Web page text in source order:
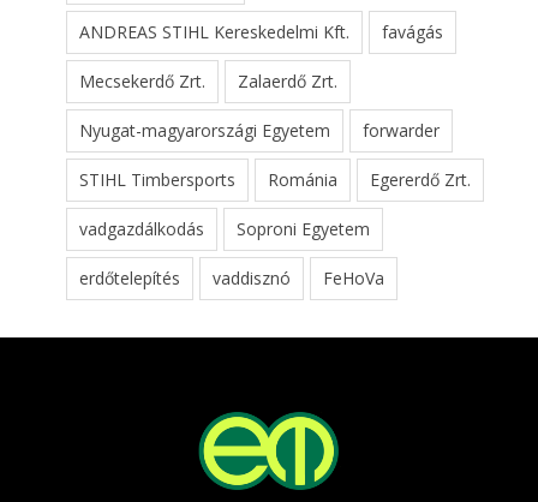
ANDREAS STIHL Kereskedelmi Kft. favágás
Mecsekerdő Zrt. Zalaerdő Zrt.
Nyugat-magyarországi Egyetem forwarder
STIHL Timbersports Románia Egererdő Zrt.
vadgazdálkodás Soproni Egyetem
erdőtelepítés vaddisznó FeHoVa